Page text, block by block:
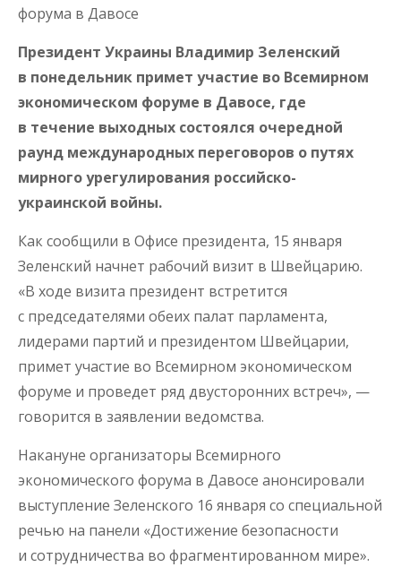
форума в Давосе
Президент Украины Владимир Зеленский
в понедельник примет участие во Всемирном
экономическом форуме в Давосе, где
в течение выходных состоялся очередной
раунд международных переговоров о путях
мирного урегулирования российско-
украинской войны.
Как сообщили в Офисе президента, 15 января
Зеленский начнет рабочий визит в Швейцарию.
«В ходе визита президент встретится
с председателями обеих палат парламента,
лидерами партий и президентом Швейцарии,
примет участие во Всемирном экономическом
форуме и проведет ряд двусторонних встреч», —
говорится в заявлении ведомства.
Накануне организаторы Всемирного
экономического форума в Давосе анонсировали
выступление Зеленского 16 января со специальной
речью на панели «Достижение безопасности
и сотрудничества во фрагментированном мире».